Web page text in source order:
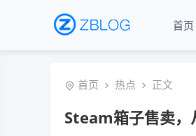
首页
首页 热点 正文
Steam箱子售卖，